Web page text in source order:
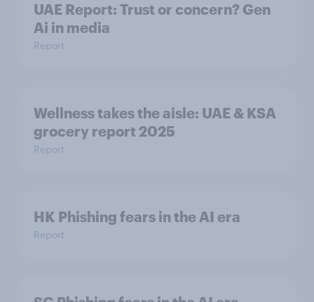
UAE Report: Trust or concern? Gen
Ai in media
Report
Wellness takes the aisle: UAE & KSA
grocery report 2025
Report
HK Phishing fears in the AI era
Report